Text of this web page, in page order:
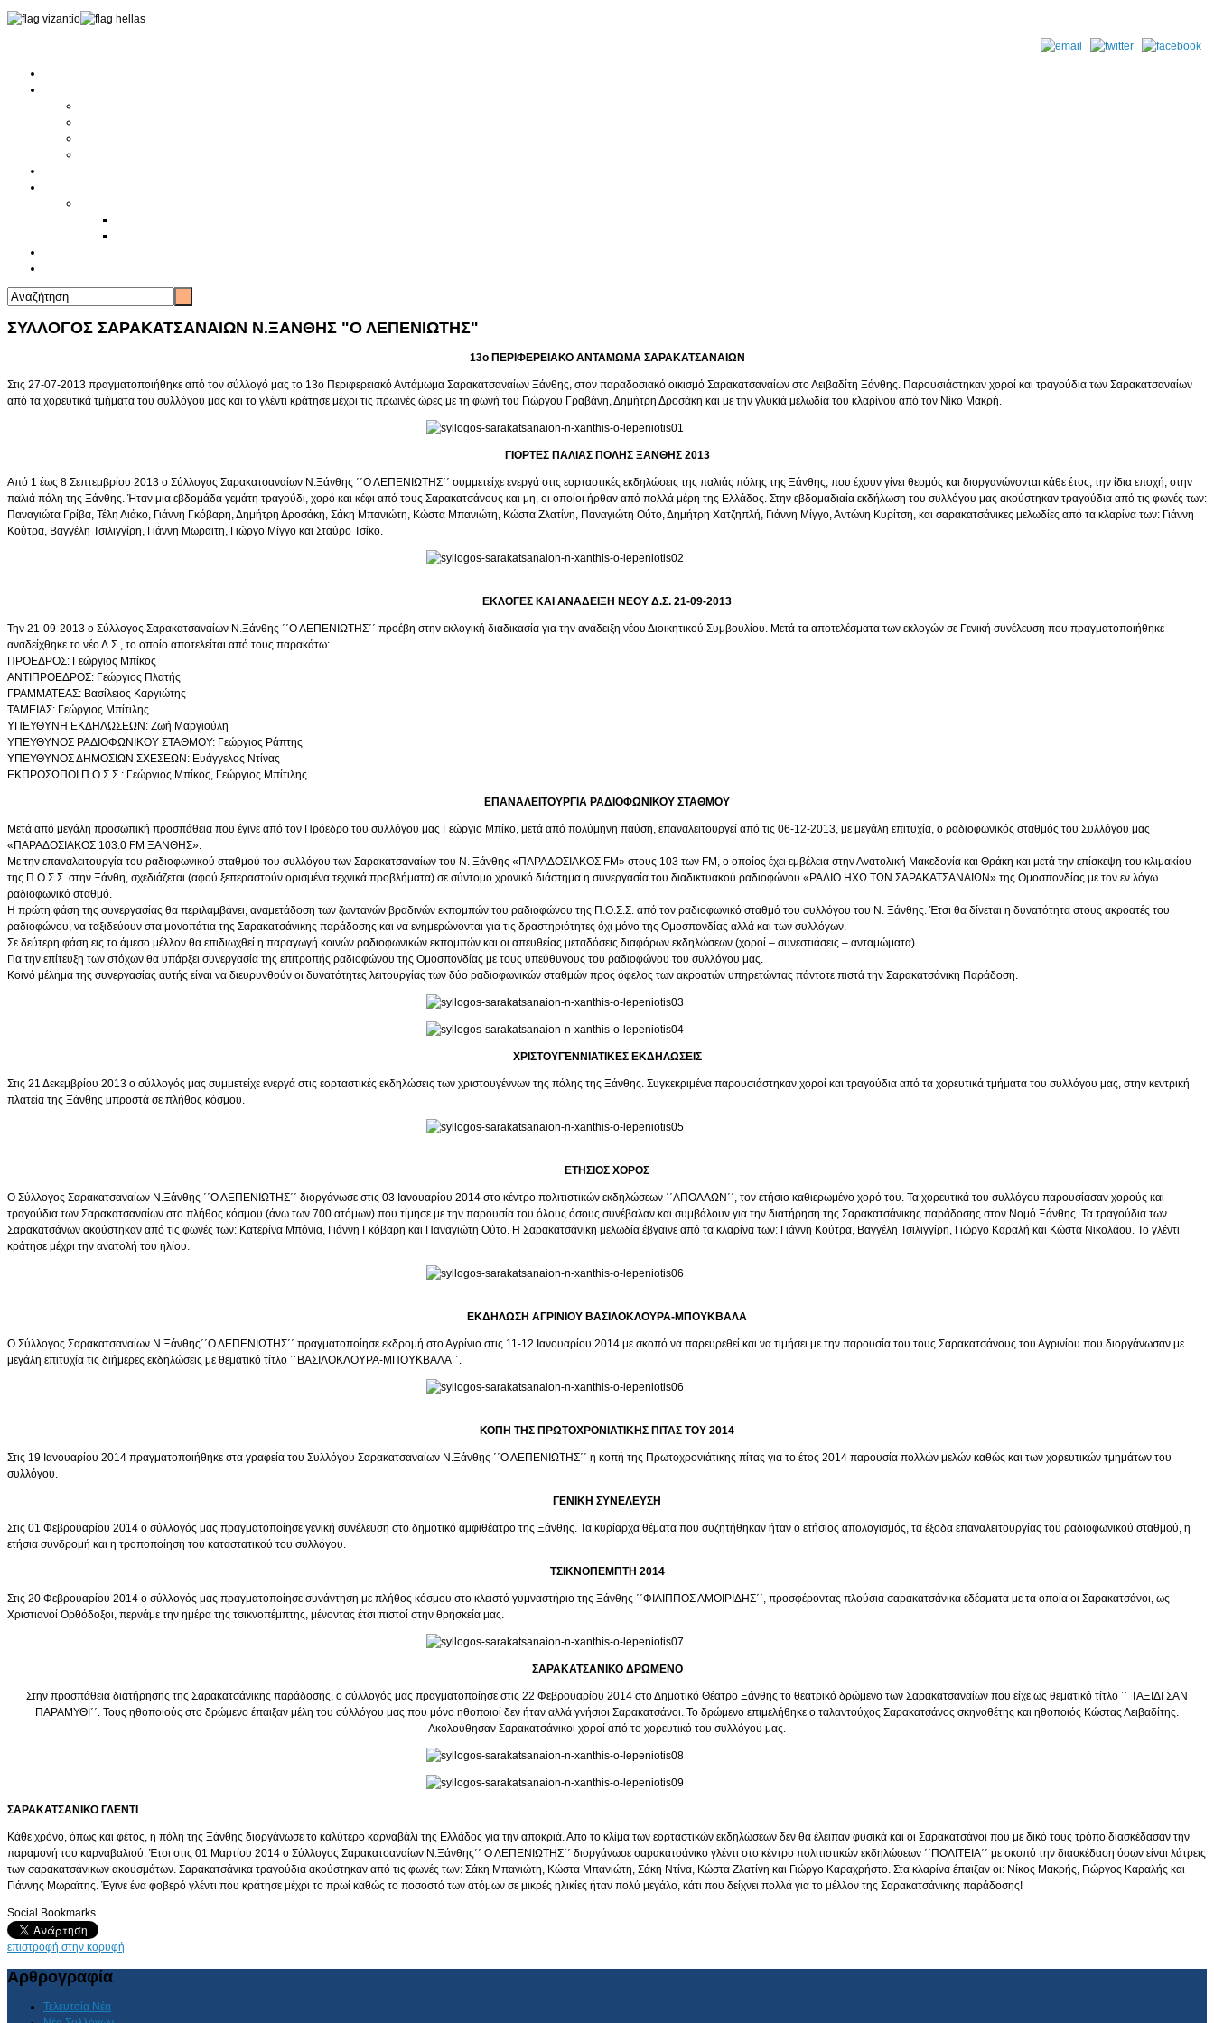
ΣΥΛΛΟΓΟΣ ΣΑΡΑΚΑΤΣΑΝΑΙΩΝ N.ΞΑΝΘΗΣ "Ο ΛΕΠΕΝΙΩΤΗΣ"
13ο ΠΕΡΙΦΕΡΕΙΑΚΟ ΑΝΤΑΜΩΜΑ ΣΑΡΑΚΑΤΣΑΝΑΙΩΝ
Στις 27-07-2013 πραγματοποιήθηκε από τον σύλλογό μας το 13ο Περιφερειακό Αντάμωμα Σαρακατσαναίων Ξάνθης, στον παραδοσιακό οικισμό Σαρακατσαναίων στο Λειβαδίτη Ξάνθης. Παρουσιάστηκαν χοροί και τραγούδια των Σαρακατσαναίων
από τα χορευτικά τμήματα του συλλόγου μας και το γλέντι κράτησε μέχρι τις πρωινές ώρες με τη φωνή του Γιώργου Γραβάνη, Δημήτρη Δροσάκη και με την γλυκιά μελωδία του κλαρίνου από τον Νίκο Μακρή.
ΓΙΟΡΤΕΣ ΠΑΛΙΑΣ ΠΟΛΗΣ ΞΑΝΘΗΣ 2013
Από 1 έως 8 Σεπτεμβρίου 2013 ο Σύλλογος Σαρακατσαναίων Ν.Ξάνθης ΄΄Ο ΛΕΠΕΝΙΩΤΗΣ΄΄ συμμετείχε ενεργά στις εορταστικές εκδηλώσεις της παλιάς πόλης της Ξάνθης, που έχουν γίνει θεσμός και διοργανώνονται κάθε έτος, την ίδια εποχή, στην
παλιά πόλη της Ξάνθης. Ήταν μια εβδομάδα γεμάτη τραγούδι, χορό και κέφι από τους Σαρακατσάνους και μη, οι οποίοι ήρθαν από πολλά μέρη της Ελλάδος. Στην εβδομαδιαία εκδήλωση του συλλόγου μας ακούστηκαν τραγούδια από τις φωνές των:
Παναγιώτα Γρίβα, Τέλη Λιάκο, Γιάννη Γκόβαρη, Δημήτρη Δροσάκη, Σάκη Μπανιώτη, Κώστα Μπανιώτη, Κώστα Ζλατίνη, Παναγιώτη Ούτο, Δημήτρη Χατζηπλή, Γιάννη Μίγγο, Αντώνη Κυρίτση, και σαρακατσάνικες μελωδίες από τα κλαρίνα των: Γιάννη
Κούτρα, Βαγγέλη Τσιλιγγίρη, Γιάννη Μωραϊτη, Γιώργο Μίγγο και Σταύρο Τσίκο.
ΕΚΛΟΓΕΣ ΚΑΙ ΑΝΑΔΕΙΞΗ ΝΕΟΥ Δ.Σ. 21-09-2013
Την 21-09-2013 ο Σύλλογος Σαρακατσαναίων Ν.Ξάνθης ΄΄Ο ΛΕΠΕΝΙΩΤΗΣ΄΄ προέβη στην εκλογική διαδικασία για την ανάδειξη νέου Διοικητικού Συμβουλίου. Μετά τα αποτελέσματα των εκλογών σε Γενική συνέλευση που πραγματοποιήθηκε
αναδείχθηκε το νέο Δ.Σ., το οποίο αποτελείται από τους παρακάτω:
ΠΡΟΕΔΡΟΣ: Γεώργιος Μπίκος
ΑΝΤΙΠΡΟΕΔΡΟΣ: Γεώργιος Πλατής
ΓΡΑΜΜΑΤΕΑΣ: Βασίλειος Καργιώτης
ΤΑΜΕΙΑΣ: Γεώργιος Μπίτιλης
ΥΠΕΥΘΥΝΗ ΕΚΔΗΛΩΣΕΩΝ: Ζωή Μαργιούλη
ΥΠΕΥΘΥΝΟΣ ΡΑΔΙΟΦΩΝΙΚΟΥ ΣΤΑΘΜΟΥ: Γεώργιος Ράπτης
ΥΠΕΥΘΥΝΟΣ ΔΗΜΟΣΙΩΝ ΣΧΕΣΕΩΝ: Ευάγγελος Ντίνας
ΕΚΠΡΟΣΩΠΟΙ Π.Ο.Σ.Σ.: Γεώργιος Μπίκος, Γεώργιος Μπίτιλης
ΕΠΑΝΑΛΕΙΤΟΥΡΓΙΑ ΡΑΔΙΟΦΩΝΙΚΟΥ ΣΤΑΘΜΟΥ
Μετά από μεγάλη προσωπική προσπάθεια που έγινε από τον Πρόεδρο του συλλόγου μας Γεώργιο Μπίκο, μετά από πολύμηνη παύση, επαναλειτουργεί από τις 06-12-2013, με μεγάλη επιτυχία, ο ραδιοφωνικός σταθμός του Συλλόγου μας
«ΠΑΡΑΔΟΣΙΑΚΟΣ 103.0 FM ΞΑΝΘΗΣ».
Με την επαναλειτουργία του ραδιοφωνικού σταθμού του συλλόγου των Σαρακατσαναίων του Ν. Ξάνθης «ΠΑΡΑΔΟΣΙΑΚΟΣ FM» στους 103 των FM, ο οποίος έχει εμβέλεια στην Ανατολική Μακεδονία και Θράκη και μετά την επίσκεψη του κλιμακίου
της Π.Ο.Σ.Σ. στην Ξάνθη, σχεδιάζεται (αφού ξεπεραστούν ορισμένα τεχνικά προβλήματα) σε σύντομο χρονικό διάστημα η συνεργασία του διαδικτυακού ραδιοφώνου «ΡΑΔΙΟ ΗΧΩ ΤΩΝ ΣΑΡΑΚΑΤΣΑΝΑΙΩΝ» της Ομοσπονδίας με τον εν λόγω
ραδιοφωνικό σταθμό.
Η πρώτη φάση της συνεργασίας θα περιλαμβάνει, αναμετάδοση των ζωντανών βραδινών εκπομπών του ραδιοφώνου της Π.Ο.Σ.Σ. από τον ραδιοφωνικό σταθμό του συλλόγου του Ν. Ξάνθης. Έτσι θα δίνεται η δυνατότητα στους ακροατές του
ραδιοφώνου, να ταξιδεύουν στα μονοπάτια της Σαρακατσάνικης παράδοσης και να ενημερώνονται για τις δραστηριότητες όχι μόνο της Ομοσπονδίας αλλά και των συλλόγων.
Σε δεύτερη φάση εις το άμεσο μέλλον θα επιδιωχθεί η παραγωγή κοινών ραδιοφωνικών εκπομπών και οι απευθείας μεταδόσεις διαφόρων εκδηλώσεων (χοροί – συνεστιάσεις – ανταμώματα).
Για την επίτευξη των στόχων θα υπάρξει συνεργασία της επιτροπής ραδιοφώνου της Ομοσπονδίας με τους υπεύθυνους του ραδιοφώνου του συλλόγου μας.
Κοινό μέλημα της συνεργασίας αυτής είναι να διευρυνθούν οι δυνατότητες λειτουργίας των δύο ραδιοφωνικών σταθμών προς όφελος των ακροατών υπηρετώντας πάντοτε πιστά την Σαρακατσάνικη Παράδοση.
ΧΡΙΣΤΟΥΓΕΝΝΙΑΤΙΚΕΣ ΕΚΔΗΛΩΣΕΙΣ
Στις 21 Δεκεμβρίου 2013 ο σύλλογός μας συμμετείχε ενεργά στις εορταστικές εκδηλώσεις των χριστουγέννων της πόλης της Ξάνθης. Συγκεκριμένα παρουσιάστηκαν χοροί και τραγούδια από τα χορευτικά τμήματα του συλλόγου μας, στην κεντρική
πλατεία της Ξάνθης μπροστά σε πλήθος κόσμου.
ΕΤΗΣΙΟΣ ΧΟΡΟΣ
Ο Σύλλογος Σαρακατσαναίων Ν.Ξάνθης ΄΄Ο ΛΕΠΕΝΙΩΤΗΣ΄΄ διοργάνωσε στις 03 Ιανουαρίου 2014 στο κέντρο πολιτιστικών εκδηλώσεων ΄΄ΑΠΟΛΛΩΝ΄΄, τον ετήσιο καθιερωμένο χορό του. Τα χορευτικά του συλλόγου παρουσίασαν χορούς και
τραγούδια των Σαρακατσαναίων στο πλήθος κόσμου (άνω των 700 ατόμων) που τίμησε με την παρουσία του όλους όσους συνέβαλαν και συμβάλουν για την διατήρηση της Σαρακατσάνικης παράδοσης στον Νομό Ξάνθης. Τα τραγούδια των
Σαρακατσάνων ακούστηκαν από τις φωνές των: Κατερίνα Μπόνια, Γιάννη Γκόβαρη και Παναγιώτη Ούτο. Η Σαρακατσάνικη μελωδία έβγαινε από τα κλαρίνα των: Γιάννη Κούτρα, Βαγγέλη Τσιλιγγίρη, Γιώργο Καραλή και Κώστα Νικολάου. Το γλέντι
κράτησε μέχρι την ανατολή του ηλίου.
ΕΚΔΗΛΩΣΗ ΑΓΡΙΝΙΟΥ ΒΑΣΙΛΟΚΛΟΥΡΑ-ΜΠΟΥΚΒΑΛΑ
Ο Σύλλογος Σαρακατσαναίων Ν.Ξάνθης΄΄Ο ΛΕΠΕΝΙΩΤΗΣ΄΄ πραγματοποίησε εκδρομή στο Αγρίνιο στις 11-12 Ιανουαρίου 2014 με σκοπό να παρευρεθεί και να τιμήσει με την παρουσία του τους Σαρακατσάνους του Αγρινίου που διοργάνωσαν με
μεγάλη επιτυχία τις διήμερες εκδηλώσεις με θεματικό τίτλο ΄΄ΒΑΣΙΛΟΚΛΟΥΡΑ-ΜΠΟΥΚΒΑΛΑ΄΄.
ΚΟΠΗ ΤΗΣ ΠΡΩΤΟΧΡΟΝΙΑΤΙΚΗΣ ΠΙΤΑΣ ΤΟΥ 2014
Στις 19 Ιανουαρίου 2014 πραγματοποιήθηκε στα γραφεία του Συλλόγου Σαρακατσαναίων Ν.Ξάνθης ΄΄Ο ΛΕΠΕΝΙΩΤΗΣ΄΄ η κοπή της Πρωτοχρονιάτικης πίτας για το έτος 2014 παρουσία πολλών μελών καθώς και των χορευτικών τμημάτων του
συλλόγου.
ΓΕΝΙΚΗ ΣΥΝΕΛΕΥΣΗ
Στις 01 Φεβρουαρίου 2014 ο σύλλογός μας πραγματοποίησε γενική συνέλευση στο δημοτικό αμφιθέατρο της Ξάνθης. Τα κυρίαρχα θέματα που συζητήθηκαν ήταν ο ετήσιος απολογισμός, τα έξοδα επαναλειτουργίας του ραδιοφωνικού σταθμού, η
ετήσια συνδρομή και η τροποποίηση του καταστατικού του συλλόγου.
ΤΣΙΚΝΟΠΕΜΠΤΗ 2014
Στις 20 Φεβρουαρίου 2014 ο σύλλογός μας πραγματοποίησε συνάντηση με πλήθος κόσμου στο κλειστό γυμναστήριο της Ξάνθης ΄΄ΦΙΛΙΠΠΟΣ ΑΜΟΙΡΙΔΗΣ΄΄, προσφέροντας πλούσια σαρακατσάνικα εδέσματα με τα οποία οι Σαρακατσάνοι, ως
Χριστιανοί Ορθόδοξοι, περνάμε την ημέρα της τσικνοπέμπτης, μένοντας έτσι πιστοί στην θρησκεία μας.
ΣΑΡΑΚΑΤΣΑΝΙΚΟ ΔΡΩΜΕΝΟ
Στην προσπάθεια διατήρησης της Σαρακατσάνικης παράδοσης, ο σύλλογός μας πραγματοποίησε στις 22 Φεβρουαρίου 2014 στο Δημοτικό Θέατρο Ξάνθης το θεατρικό δρώμενο των Σαρακατσαναίων που είχε ως θεματικό τίτλο ΄΄ ΤΑΞΙΔΙ ΣΑΝ
ΠΑΡΑΜΥΘΙ΄΄. Τους ηθοποιούς στο δρώμενο έπαιξαν μέλη του σύλλόγου μας που μόνο ηθοποιοί δεν ήταν αλλά γνήσιοι Σαρακατσάνοι. Το δρώμενο επιμελήθηκε ο ταλαντούχος Σαρακατσάνος σκηνοθέτης και ηθοποιός Κώστας Λειβαδίτης.
Ακολούθησαν Σαρακατσάνικοι χοροί από το χορευτικό του συλλόγου μας.
ΣΑΡΑΚΑΤΣΑΝΙΚΟ ΓΛΕΝΤΙ
Κάθε χρόνο, όπως και φέτος, η πόλη της Ξάνθης διοργάνωσε το καλύτερο καρναβάλι της Ελλάδος για την αποκριά. Από το κλίμα των εορταστικών εκδηλώσεων δεν θα έλειπαν φυσικά και οι Σαρακατσάνοι που με δικό τους τρόπο διασκέδασαν την
παραμονή του καρναβαλιού. Έτσι στις 01 Μαρτίου 2014 ο Σύλλογος Σαρακατσαναίων Ν.Ξάνθης΄΄ Ο ΛΕΠΕΝΙΩΤΗΣ΄΄ διοργάνωσε σαρακατσάνικο γλέντι στο κέντρο πολιτιστικών εκδηλώσεων ΄΄ΠΟΛΙΤΕΙΑ΄΄ με σκοπό την διασκέδαση όσων είναι λάτρεις
των σαρακατσάνικων ακουσμάτων. Σαρακατσάνικα τραγούδια ακούστηκαν από τις φωνές των: Σάκη Μπανιώτη, Κώστα Μπανιώτη, Σάκη Ντίνα, Κώστα Ζλατίνη και Γιώργο Καραχρήστο. Στα κλαρίνα έπαιξαν οι: Νίκος Μακρής, Γιώργος Καραλής και
Γιάννης Μωραϊτης. Έγινε ένα φοβερό γλέντι που κράτησε μέχρι το πρωί καθώς το ποσοστό των ατόμων σε μικρές ηλικίες ήταν πολύ μεγάλο, κάτι που δείχνει πολλά για το μέλλον της Σαρακατσάνικης παράδοσης!
Social Bookmarks
επιστροφή στην κορυφή
Αρθρογραφία
Τελευταία Νέα